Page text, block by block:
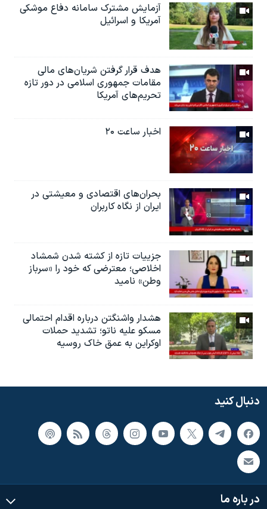
آزمایش مشترک سامانه دفاع موشکی
آمریکا و اسرائیل
هدف قرار گرفتن شریان‌های مالی
مقامات جمهوری اسلامی در دور تازه
تحریم‌های آمریکا
اخبار ساعت ۲۰
بحران‌های اقتصادی و معیشتی در
ایران از نگاه کاربران
جزییات تازه از کشته شدن شمشاد
اخلاصی؛ معترضی که خود را «سرباز
وطن» نامید
هشدار واشنگتن درباره اقدام احتمالی
مسکو علیه ناتو؛ تشدید حملات
اوکراین به عمق خاک روسیه
دنبال کنید
در باره ما